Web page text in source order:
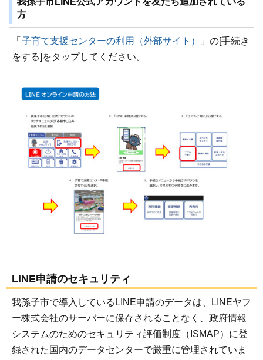
方
「 子育て支援センターの利用（外部サイト）
」の[手続き
をする]をタップしてください。
LINE申請のセキュリティ
我孫子市で導入しているLINE申請のデータは、LINEヤフ
ー株式会社のサーバーに保存されることなく、政府情報
システムのためのセキュリティ評価制度（ISMAP）に登
録された国内のデータセンターで厳重に管理されていま